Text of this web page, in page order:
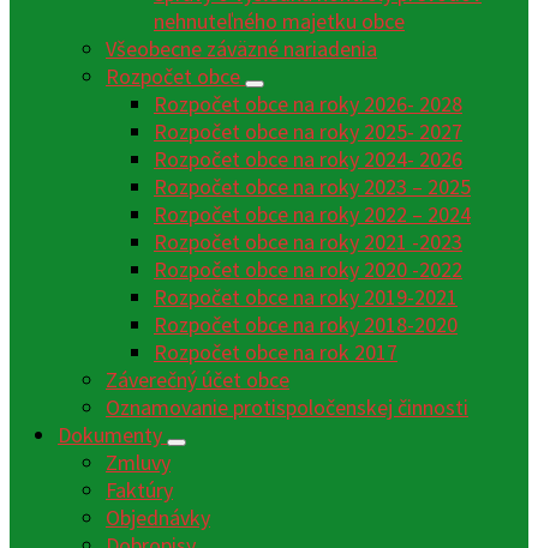
nehnuteľného majetku obce
Všeobecne záväzné nariadenia
Rozpočet obce
Rozpočet obce na roky 2026- 2028
Rozpočet obce na roky 2025- 2027
Rozpočet obce na roky 2024- 2026
Rozpočet obce na roky 2023 – 2025
Rozpočet obce na roky 2022 – 2024
Rozpočet obce na roky 2021 -2023
Rozpočet obce na roky 2020 -2022
Rozpočet obce na roky 2019-2021
Rozpočet obce na roky 2018-2020
Rozpočet obce na rok 2017
Záverečný účet obce
Oznamovanie protispoločenskej činnosti
Dokumenty
Zmluvy
Faktúry
Objednávky